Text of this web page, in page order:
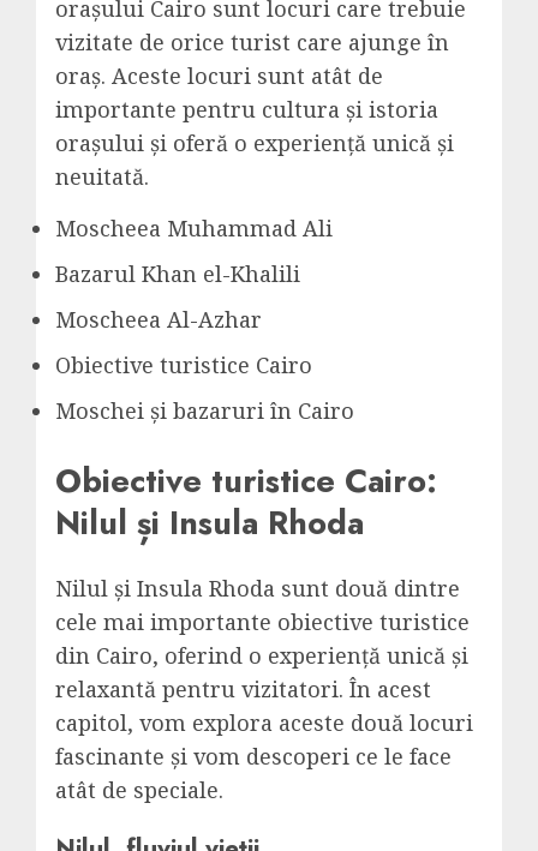
orașului Cairo sunt locuri care trebuie
vizitate de orice turist care ajunge în
oraș. Aceste locuri sunt atât de
importante pentru cultura și istoria
orașului și oferă o experiență unică și
neuitată.
Moscheea Muhammad Ali
Bazarul Khan el-Khalili
Moscheea Al-Azhar
Obiective turistice Cairo
Moschei și bazaruri în Cairo
Obiective turistice Cairo:
Nilul și Insula Rhoda
Nilul și Insula Rhoda sunt două dintre
cele mai importante obiective turistice
din Cairo, oferind o experiență unică și
relaxantă pentru vizitatori. În acest
capitol, vom explora aceste două locuri
fascinante și vom descoperi ce le face
atât de speciale.